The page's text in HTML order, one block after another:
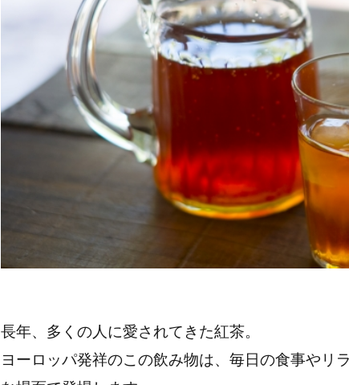
長年、多くの人に愛されてきた紅茶。
ヨーロッパ発祥のこの飲み物は、毎日の食事やリ